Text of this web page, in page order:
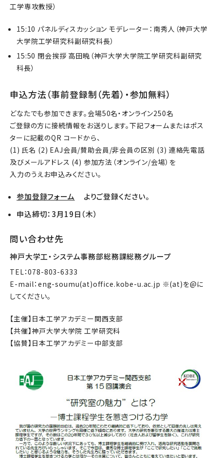
工学専攻教授）
15:10 パネルディスカッション モデレーター：南秀人（神戸大学
大学院工学研究科副研究科長）
15:50 閉会挨拶 高田暁（神戸大学大学院工学研究科副研究
科長）
申込方法（事前登録制（先着）・参加無料）
どなたでも参加できます。会場50名・オンライン250名
ご登録の方に接続情報をお送りします。下記フォームまたはポス
ターに記載のQR コードから、
(1) 氏名 (2) EAJ会員/賛助会員/非会員の区別 (3) 連絡先電話
及びメールアドレス (4) 参加方法（オンライン/会場）を
入力のうえお申込みください。
参加登録フォーム
よりご登録ください。
申込締切：3月19日（木）
問い合わせ先
神戸大学工・システム事務部総務課総務グループ
TEL：078-803-6333
E-mail：eng-soumu(at)office.kobe-u.ac.jp ※(at)を@に
してください。
【主催】日本工学アカデミー関西支部
【共催】神戸大学大学院 工学研究科
【協賛】日本工学アカデミー中部支部